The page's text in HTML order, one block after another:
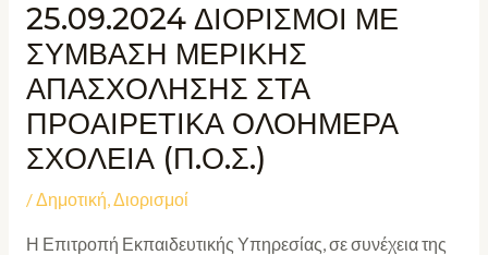
25.09.2024 ΔΙΟΡΙΣΜΟΙ ΜΕ
ΣΥΜΒΑΣΗ ΜΕΡΙΚΗΣ
ΑΠΑΣΧΟΛΗΣΗΣ ΣΤΑ
ΠΡΟΑΙΡΕΤΙΚΑ ΟΛΟΗΜΕΡΑ
ΣΧΟΛΕΙΑ (Π.Ο.Σ.)
/Δημοτική,Διορισμοί
Η Επιτροπή Εκπαιδευτικής Υπηρεσίας, σε συνέχεια της